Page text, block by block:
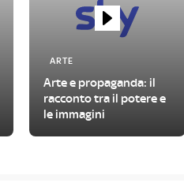
ARTE
Arte e propaganda: il
racconto tra il potere e
le immagini